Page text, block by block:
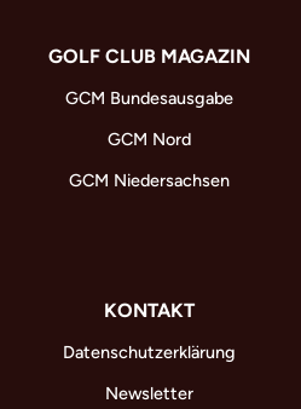
GOLF CLUB MAGAZIN
GCM Bundesausgabe
GCM Nord
GCM Niedersachsen
KONTAKT
Datenschutzerklärung
Newsletter